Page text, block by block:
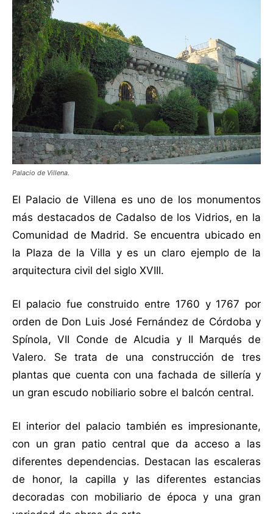
Palacio de Villena.
El Palacio de Villena es uno de los monumentos
más destacados de Cadalso de los Vidrios, en la
Comunidad de Madrid. Se encuentra ubicado en
la Plaza de la Villa y es un claro ejemplo de la
arquitectura civil del siglo XVIII.
El palacio fue construido entre 1760 y 1767 por
orden de Don Luis José Fernández de Córdoba y
Spínola, VII Conde de Alcudia y II Marqués de
Valero. Se trata de una construcción de tres
plantas que cuenta con una fachada de sillería y
un gran escudo nobiliario sobre el balcón central.
El interior del palacio también es impresionante,
con un gran patio central que da acceso a las
diferentes dependencias. Destacan las escaleras
de honor, la capilla y las diferentes estancias
decoradas con mobiliario de época y una gran